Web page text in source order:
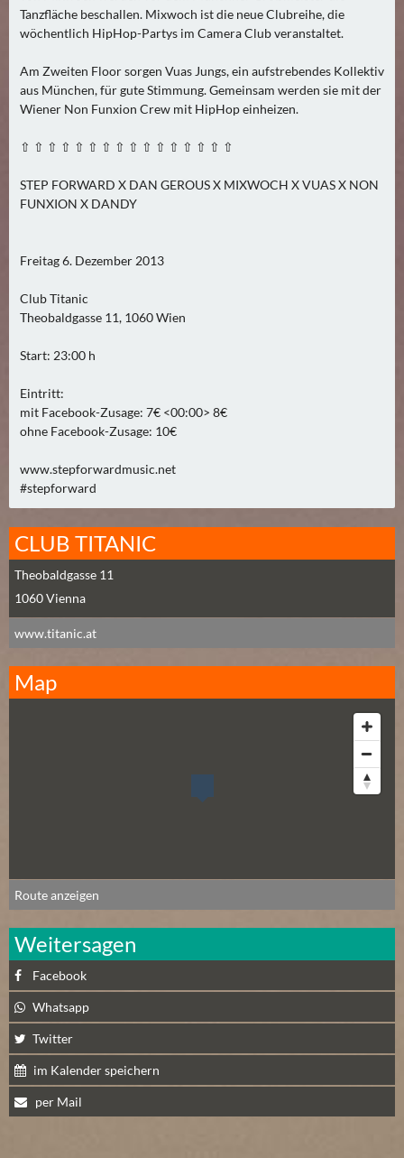
H
S
T
E
R
A
S
T
G
0
)
U
G
U
T
(
7
)
S
E
P
T
E
Tanzfläche beschallen. Mixwoch ist die neue Clubreihe, die
wöchentlich HipHop-Partys im Camera Club veranstaltet.
Am Zweiten Floor sorgen Vuas Jungs, ein aufstrebendes Kollektiv
aus München, für gute Stimmung. Gemeinsam werden sie mit der
Wiener Non Funxion Crew mit HipHop einheizen.
⇧ ⇧ ⇧ ⇧ ⇧ ⇧ ⇧ ⇧ ⇧ ⇧ ⇧ ⇧ ⇧ ⇧ ⇧ ⇧
STEP FORWARD X DAN GEROUS X MIXWOCH X VUAS X NON
FUNXION X DANDY
Freitag 6. Dezember 2013
Club Titanic
Theobaldgasse 11, 1060 Wien
Start: 23:00 h
Eintritt:
mit Facebook-Zusage: 7€ <00:00> 8€
ohne Facebook-Zusage: 10€
www.stepforwardmusic.net
#stepforward
CLUB TITANIC
Theobaldgasse 11
1060Vienna
www.titanic.at
Map
Route anzeigen
Weitersagen
Facebook
Whatsapp
Twitter
im Kalender speichern
per Mail